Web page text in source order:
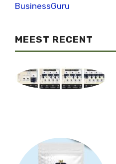
BusinessGuru
MEEST RECENT